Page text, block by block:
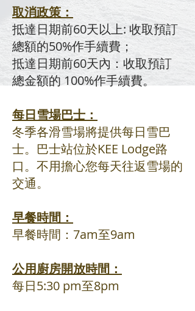
取消政策：
抵達日期前60天以上: 收取預訂
總額的50%作手續費；
抵達日期前60天內：收取預訂
總金額的 100%作手續費。
每日雪場巴士 ：
冬季各滑雪場將提供每日雪巴
士。巴士站位於KEE Lodge路
口。不用擔心您每天往返雪場的
交通。
早餐時間：
早餐時間：7am至9am
公用廚房開放時間：
每日5:30 pm至8pm